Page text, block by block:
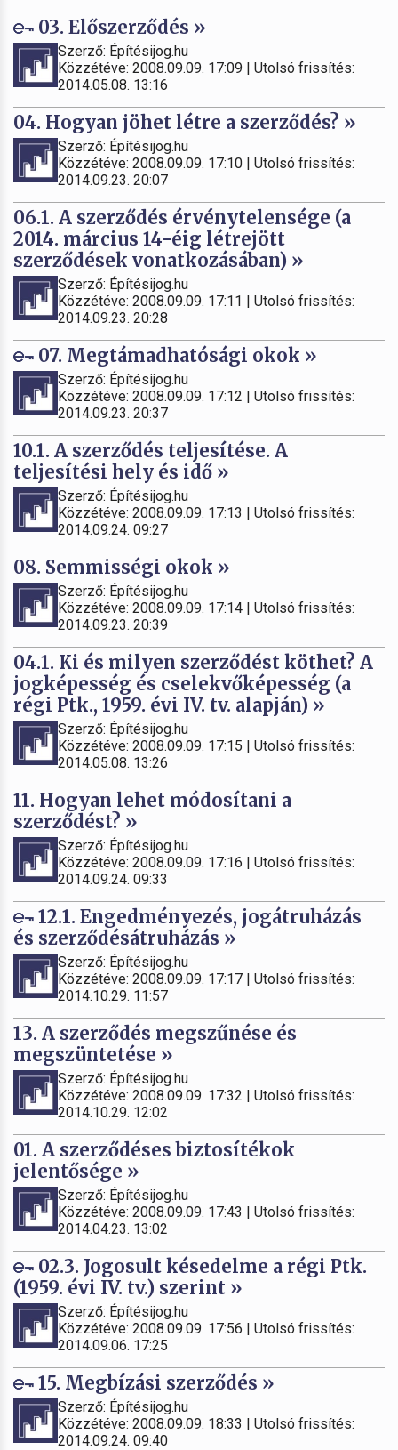
03. Előszerződés »
Szerző: Építésijog.hu
Közzétéve: 2008.09.09. 17:09 | Utolsó frissítés:
2014.05.08. 13:16
04. Hogyan jöhet létre a szerződés? »
Szerző: Építésijog.hu
Közzétéve: 2008.09.09. 17:10 | Utolsó frissítés:
2014.09.23. 20:07
06.1. A szerződés érvénytelensége (a
2014. március 14-éig létrejött
szerződések vonatkozásában) »
Szerző: Építésijog.hu
Közzétéve: 2008.09.09. 17:11 | Utolsó frissítés:
2014.09.23. 20:28
07. Megtámadhatósági okok »
Szerző: Építésijog.hu
Közzétéve: 2008.09.09. 17:12 | Utolsó frissítés:
2014.09.23. 20:37
10.1. A szerződés teljesítése. A
teljesítési hely és idő »
Szerző: Építésijog.hu
Közzétéve: 2008.09.09. 17:13 | Utolsó frissítés:
2014.09.24. 09:27
08. Semmisségi okok »
Szerző: Építésijog.hu
Közzétéve: 2008.09.09. 17:14 | Utolsó frissítés:
2014.09.23. 20:39
04.1. Ki és milyen szerződést köthet? A
jogképesség és cselekvőképesség (a
régi Ptk., 1959. évi IV. tv. alapján) »
Szerző: Építésijog.hu
Közzétéve: 2008.09.09. 17:15 | Utolsó frissítés:
2014.05.08. 13:26
11. Hogyan lehet módosítani a
szerződést? »
Szerző: Építésijog.hu
Közzétéve: 2008.09.09. 17:16 | Utolsó frissítés:
2014.09.24. 09:33
12.1. Engedményezés, jogátruházás
és szerződésátruházás »
Szerző: Építésijog.hu
Közzétéve: 2008.09.09. 17:17 | Utolsó frissítés:
2014.10.29. 11:57
13. A szerződés megszűnése és
megszüntetése »
Szerző: Építésijog.hu
Közzétéve: 2008.09.09. 17:32 | Utolsó frissítés:
2014.10.29. 12:02
01. A szerződéses biztosítékok
jelentősége »
Szerző: Építésijog.hu
Közzétéve: 2008.09.09. 17:43 | Utolsó frissítés:
2014.04.23. 13:02
02.3. Jogosult késedelme a régi Ptk.
(1959. évi IV. tv.) szerint »
Szerző: Építésijog.hu
Közzétéve: 2008.09.09. 17:56 | Utolsó frissítés:
2014.09.06. 17:25
15. Megbízási szerződés »
Szerző: Építésijog.hu
Közzétéve: 2008.09.09. 18:33 | Utolsó frissítés:
2014.09.24. 09:40